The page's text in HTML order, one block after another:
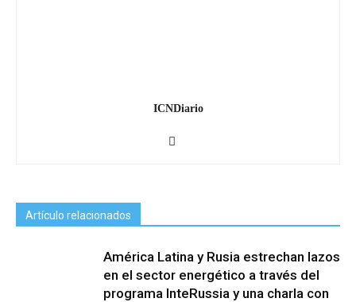
ICNDiario
Artículo relacionados
América Latina y Rusia estrechan lazos
en el sector energético a través del
programa InteRussia y una charla con